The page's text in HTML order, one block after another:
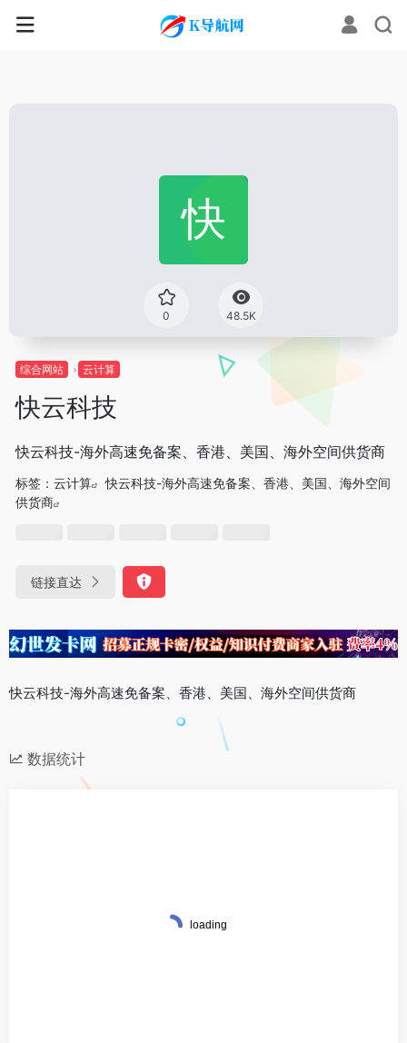
0 48.5K
综合网站 云计算
快云科技
快云科技-海外高速免备案、香港、美国、海外空间供货商
标签： 云计算
快云科技-海外高速免备案、香港、美国、海外空间
供货商
链接直达
快云科技-海外高速免备案、香港、美国、海外空间供货商
数据统计